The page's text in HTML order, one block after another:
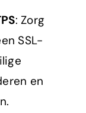
: Zorg
SSL-
en